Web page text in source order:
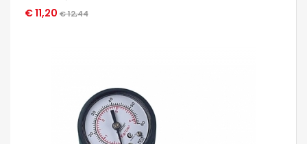
€ 11,20 € 12,44
OCCHIATA VELOCE